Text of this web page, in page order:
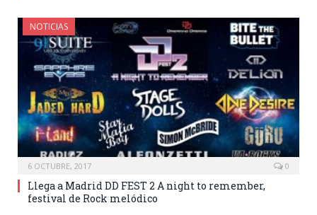
NOTICIAS
6 OCTUBRE, 2017 0
Llega a Madrid DD FEST 2 A night to remember,
festival de Rock melódico